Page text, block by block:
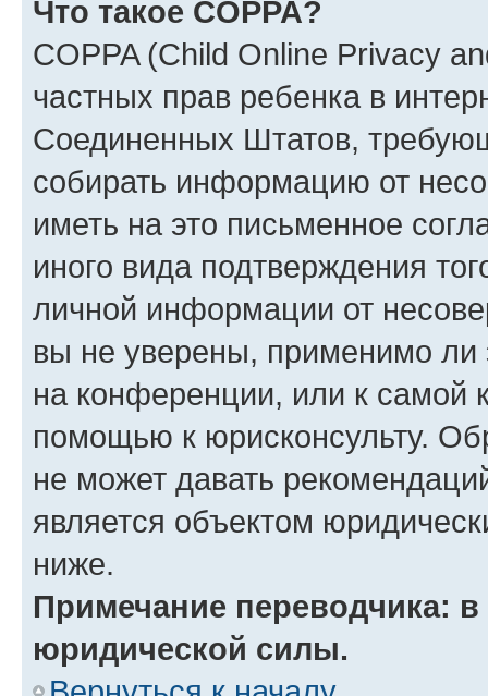
Что такое COPPA?
COPPA (Child Online Privacy
частных прав ребенка в
Соединенных Штатов,
собирать информацию от
иметь на это письменное
иного вида подтверждения
личной информации от
вы не уверены, применимо ли
на конференции, или к самой
помощью к юрисконсульту.
не может давать
является объектом
ниже.
Примечание переводчика:
юридической силы.